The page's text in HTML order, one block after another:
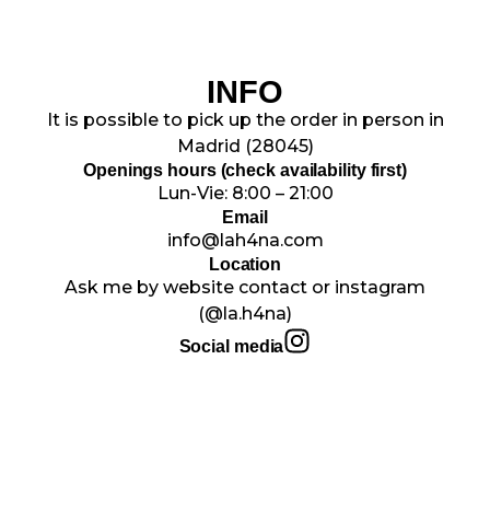
INFO
It is possible to pick up the order in person in
Madrid (28045)
Openings hours (check availability first)
Lun-Vie: 8:00 – 21:00
Email
info@lah4na.com
Location
Ask me by website contact or instagram
(@la.h4na)
Social media